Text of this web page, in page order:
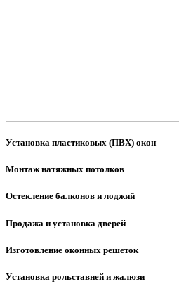
Установка пластиковых (ПВХ) окон
Монтаж натяжных потолков
Остекление балконов и лоджий
Продажа и установка дверей
Изготовление оконных решеток
Установка рольставней и жалюзи